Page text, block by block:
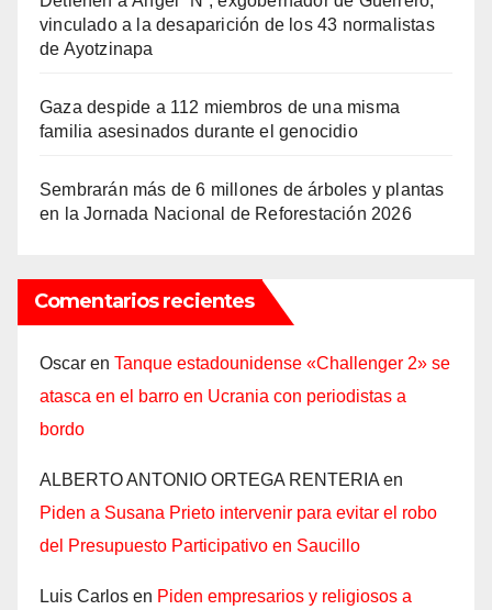
vinculado a la desaparición de los 43 normalistas
de Ayotzinapa
Gaza despide a 112 miembros de una misma
familia asesinados durante el genocidio
Sembrarán más de 6 millones de árboles y plantas
en la Jornada Nacional de Reforestación 2026
Comentarios recientes
Oscar en Tanque estadounidense «Challenger 2» se
atasca en el barro en Ucrania con periodistas a
bordo
ALBERTO ANTONIO ORTEGA RENTERIA en
Piden a Susana Prieto intervenir para evitar el robo
del Presupuesto Participativo en Saucillo
Luis Carlos en Piden empresarios y religiosos a